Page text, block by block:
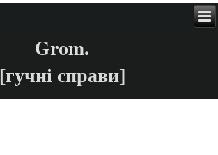
Grom.
[гучні справи]